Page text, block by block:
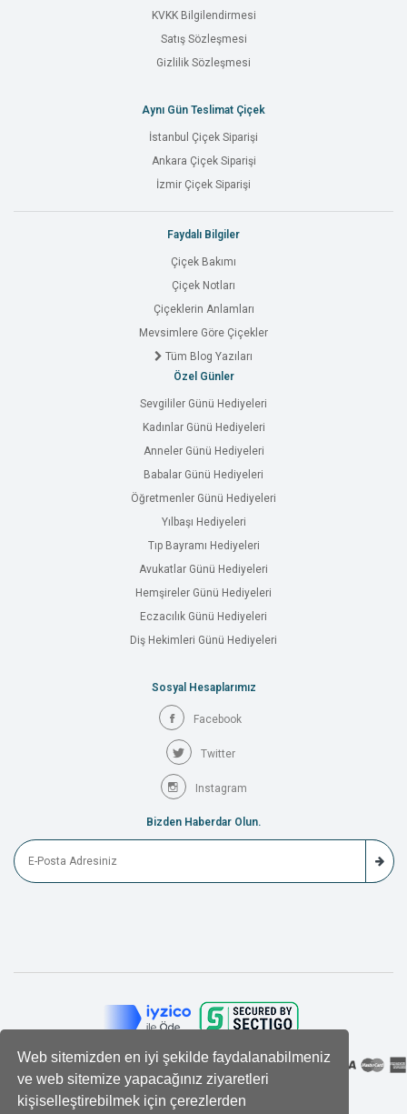
Web sitemizden en iyi şekilde faydalanabilmeniz
ve web sitemize yapacağınız ziyaretleri
kişiselleştirebilmek için çerezlerden
KVKK Bilgilendirmesi
Satış Sözleşmesi
Gizlilik Sözleşmesi
Aynı Gün Teslimat Çiçek
İstanbul Çiçek Siparişi
Ankara Çiçek Siparişi
İzmir Çiçek Siparişi
Faydalı Bilgiler
Çiçek Bakımı
Çiçek Notları
Çiçeklerin Anlamları
Mevsimlere Göre Çiçekler
Tüm Blog Yazıları
Özel Günler
Sevgililer Günü Hediyeleri
Kadınlar Günü Hediyeleri
Anneler Günü Hediyeleri
Babalar Günü Hediyeleri
Öğretmenler Günü Hediyeleri
Yılbaşı Hediyeleri
Tıp Bayramı Hediyeleri
Avukatlar Günü Hediyeleri
Hemşireler Günü Hediyeleri
Eczacılık Günü Hediyeleri
Diş Hekimleri Günü Hediyeleri
Sosyal Hesaplarımız
Facebook
Twitter
Instagram
Bizden Haberdar Olun.